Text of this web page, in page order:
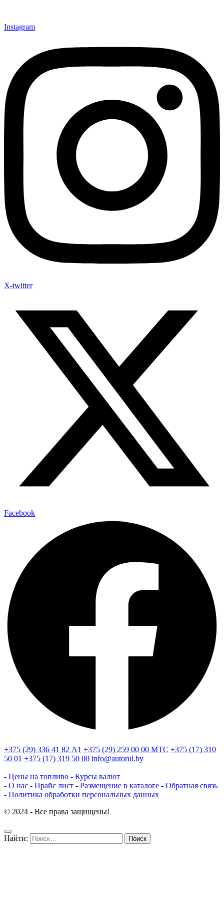
Instagram
X-twitter
Facebook
+375 (29) 336 41 82 А1 +375 (29) 259 00 00 МТС +375 (17) 310
50 01 +375 (17) 319 50 00 info@autorul.by
- Цены на топливо - Курсы валют
- О нас - Прайс лист - Размещение в каталоге - Обратная связь
- Политика обработки персональных данных
© 2024 - Все права защищены!
Найти: